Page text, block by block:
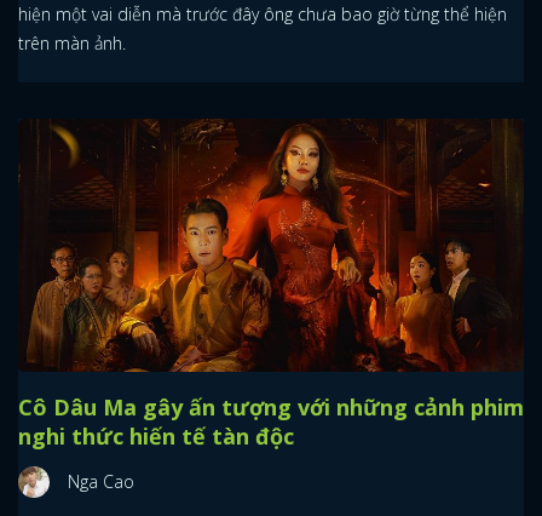
hiện một vai diễn mà trước đây ông chưa bao giờ từng thể hiện
trên màn ảnh.
Cô Dâu Ma gây ấn tượng với những cảnh phim
nghi thức hiến tế tàn độc
Nga Cao